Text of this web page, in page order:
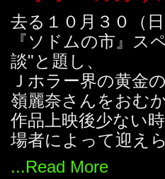
去る１０月３０（
『ソドムの市』ス
談"と題し、
Ｊホラー界の黄金
嶺麗奈さんをおむ
作品上映後少ない
場者によって迎え
...Read More